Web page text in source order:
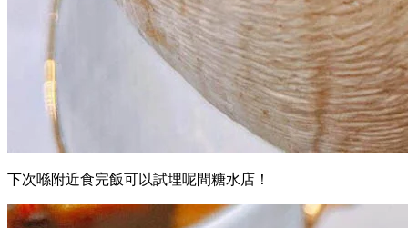
下次喺附近食完飯可以試埋呢間糖水店！